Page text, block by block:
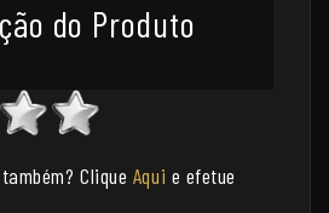
do Produto
Clique Aqui e efetue